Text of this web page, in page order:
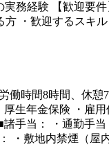
実務経験 【歓迎
・歓迎するスキ
働時間8時間、休
生年金保険 ・雇
手当： ・通勤手
・敷地内禁煙（屋